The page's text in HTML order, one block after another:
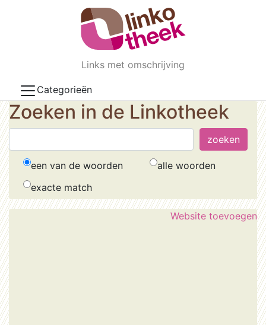
Skip to main content
Links met omschrijving
Categorieën
Zoeken in de Linkotheek
een van de woorden
alle woorden
exacte match
Website toevoegen